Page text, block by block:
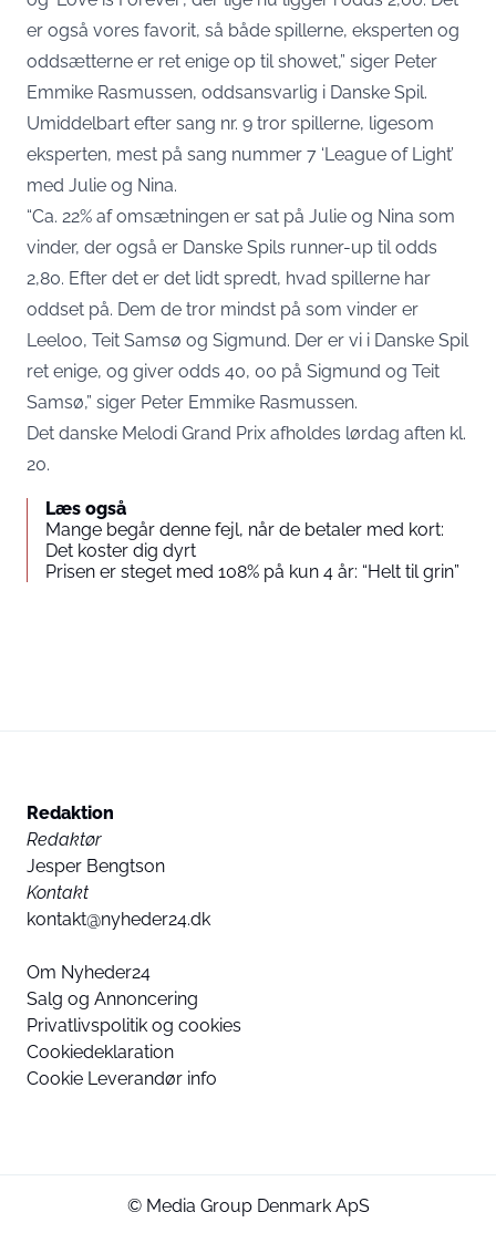
er også vores favorit, så både spillerne, eksperten og
oddsætterne er ret enige op til showet,” siger Peter
Emmike Rasmussen, oddsansvarlig i Danske Spil.
Umiddelbart efter sang nr. 9 tror spillerne, ligesom
eksperten, mest på sang nummer 7 ‘League of Light’
med Julie og Nina.
“Ca. 22% af omsætningen er sat på Julie og Nina som
vinder, der også er Danske Spils runner-up til odds
2,80. Efter det er det lidt spredt, hvad spillerne har
oddset på. Dem de tror mindst på som vinder er
Leeloo, Teit Samsø og Sigmund. Der er vi i Danske Spil
ret enige, og giver odds 40, 00 på Sigmund og Teit
Samsø,” siger Peter Emmike Rasmussen.
Det danske Melodi Grand Prix afholdes lørdag aften kl.
20.
Læs også
Mange begår denne fejl, når de betaler med kort:
Det koster dig dyrt
Prisen er steget med 108% på kun 4 år: “Helt til grin”
Redaktion
Redaktør
Jesper Bengtson
Kontakt
kontakt@nyheder24.dk
Om Nyheder24
Salg og Annoncering
Privatlivspolitik og cookies
Cookiedeklaration
Cookie Leverandør info
© Media Group Denmark ApS